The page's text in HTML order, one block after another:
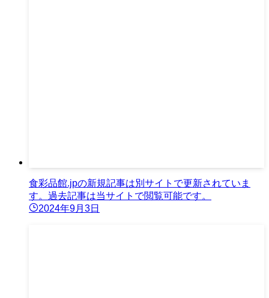
食彩品館.jpの新規記事は別サイトで更新されていま
す。過去記事は当サイトで閲覧可能です。
2024年9月3日